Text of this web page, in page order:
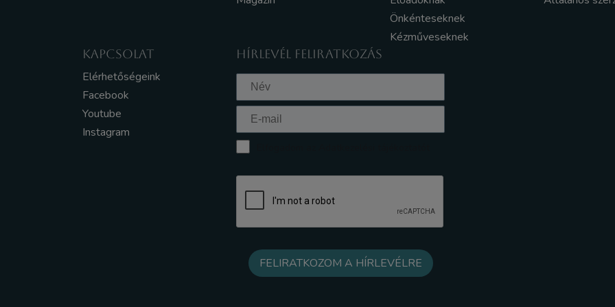
Önkénteseknek
Kézműveseknek
KAPCSOLAT
Elérhetőségeink
Facebook
Youtube
Instagram
HÍRLEVÉL FELIRATKOZÁS